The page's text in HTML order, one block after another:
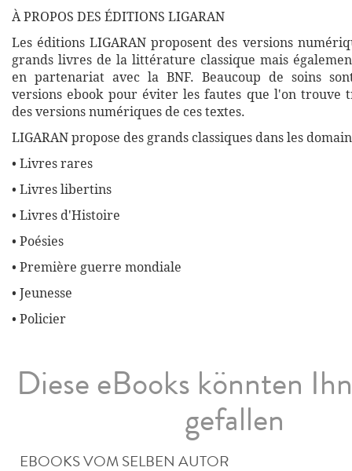
À PROPOS DES ÉDITIONS LIGARAN
Les éditions LIGARAN proposent des versions
grands livres de la littérature classique mais
en partenariat avec la BNF. Beaucoup de soins
versions ebook pour éviter les fautes que l'on trouve
des versions numériques de ces textes.
LIGARAN propose des grands classiques dans les
• Livres rares
• Livres libertins
• Livres d'Histoire
• Poésies
• Première guerre mondiale
• Jeunesse
• Policier
Diese eBooks könnten
gefallen
EBOOKS VOM SELBEN AUTOR